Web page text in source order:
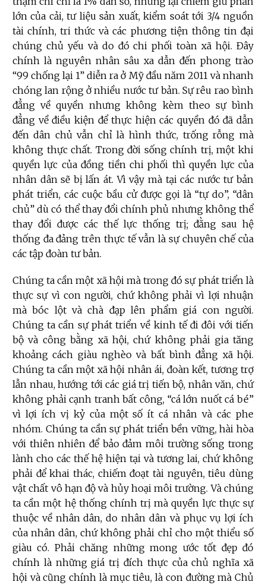
lớn của cải, tư liệu sản xuất, kiểm soát tới 3/4 nguồn
tài chính, tri thức và các phương tiện thông tin đại
chúng chủ yếu và do đó chi phối toàn xã hội. Đây
chính là nguyên nhân sâu xa dẫn đến phong trào
“99 chống lại 1” diễn ra ở Mỹ đầu năm 2011 và nhanh
chóng lan rộng ở nhiều nước tư bản. Sự rêu rao bình
đẳng về quyền nhưng không kèm theo sự bình
đẳng về điều kiện để thực hiện các quyền đó đã dẫn
đến dân chủ vẫn chỉ là hình thức, trống rỗng mà
không thực chất. Trong đời sống chính trị, một khi
quyền lực của đồng tiền chi phối thì quyền lực của
nhân dân sẽ bị lấn át. Vì vậy mà tại các nước tư bản
phát triển, các cuộc bầu cử được gọi là “tự do”, “dân
chủ” dù có thể thay đổi chính phủ nhưng không thể
thay đổi được các thế lực thống trị; đằng sau hệ
thống đa đảng trên thực tế vẫn là sự chuyên chế của
các tập đoàn tư bản.
Chúng ta cần một xã hội mà trong đó sự phát triển là
thực sự vì con người, chứ không phải vì lợi nhuận
mà bóc lột và chà đạp lên phẩm giá con người.
Chúng ta cần sự phát triển về kinh tế đi đôi với tiến
bộ và công bằng xã hội, chứ không phải gia tăng
khoảng cách giàu nghèo và bất bình đẳng xã hội.
Chúng ta cần một xã hội nhân ái, đoàn kết, tương trợ
lẫn nhau, hướng tới các giá trị tiến bộ, nhân văn, chứ
không phải cạnh tranh bất công, “cá lớn nuốt cá bé”
vì lợi ích vị kỷ của một số ít cá nhân và các phe
nhóm. Chúng ta cần sự phát triển bền vững, hài hòa
với thiên nhiên để bảo đảm môi trường sống trong
lành cho các thế hệ hiện tại và tương lai, chứ không
phải để khai thác, chiếm đoạt tài nguyên, tiêu dùng
vật chất vô hạn độ và hủy hoại môi trường. Và chúng
ta cần một hệ thống chính trị mà quyền lực thực sự
thuộc về nhân dân, do nhân dân và phục vụ lợi ích
của nhân dân, chứ không phải chỉ cho một thiểu số
giàu có. Phải chăng những mong ước tốt đẹp đó
chính là những giá trị đích thực của chủ nghĩa xã
hội và cũng chính là mục tiêu, là con đường mà Chủ